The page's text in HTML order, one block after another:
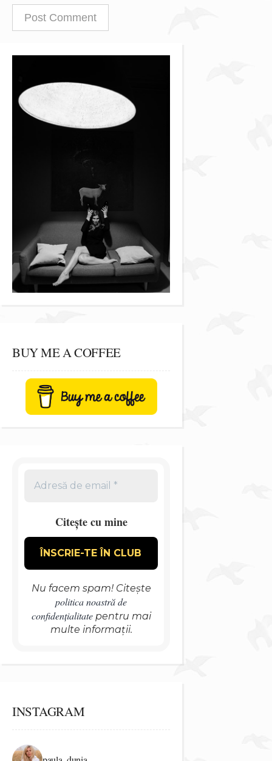
BUY ME A COFFEE
Citește cu mine
Nu facem spam! Citește
politica noastră de
confidențialitatepentru mai
multe informații.
INSTAGRAM